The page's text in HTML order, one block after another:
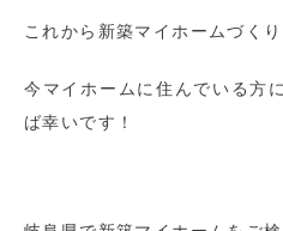
これから新築マイホームづくり
今マイホームに住んでいる方
ば幸いです！